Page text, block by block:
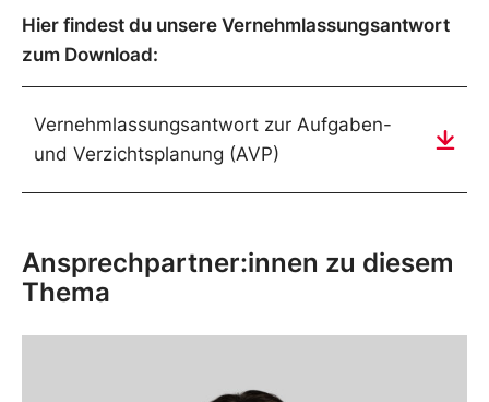
Hier findest du unsere Vernehmlassungsantwort
zum Download:
Vernehmlassungsantwort zur Aufgaben-
und Verzichtsplanung (AVP)
Ansprechpartner:innen zu diesem
Thema